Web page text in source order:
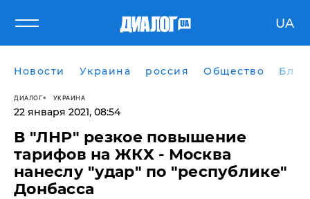
UA
Новости Украина россия Общество
ДИАЛОГ УКРАИНА
22 января 2021, 08:54
​В "ЛНР" резкое повышение
тарифов на ЖКХ - Москва
нанеслу "удар" по "республике"
Донбасса